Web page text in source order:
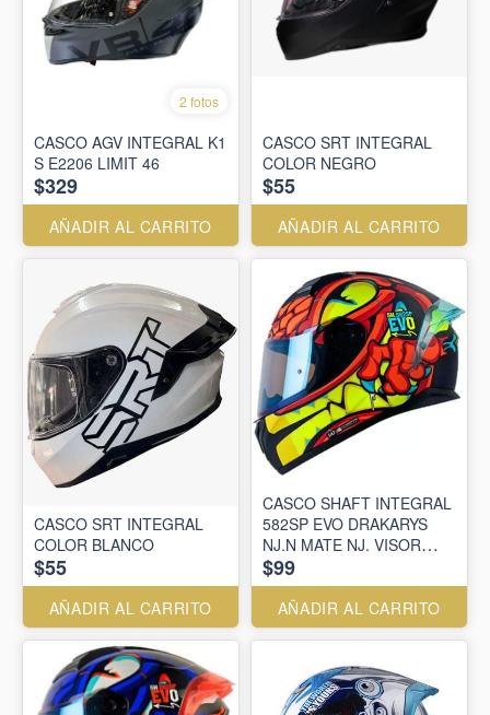
2 fotos
CASCO AGV INTEGRAL K1
S E2206 LIMIT 46
$329
AÑADIR AL CARRITO
CASCO SRT INTEGRAL
COLOR NEGRO
$55
AÑADIR AL CARRITO
CASCO SRT INTEGRAL
COLOR BLANCO
$55
AÑADIR AL CARRITO
CASCO SHAFT INTEGRAL
582SP EVO DRAKARYS
NJ.N MATE NJ. VISOR
IR.AZ
$99
AÑADIR AL CARRITO